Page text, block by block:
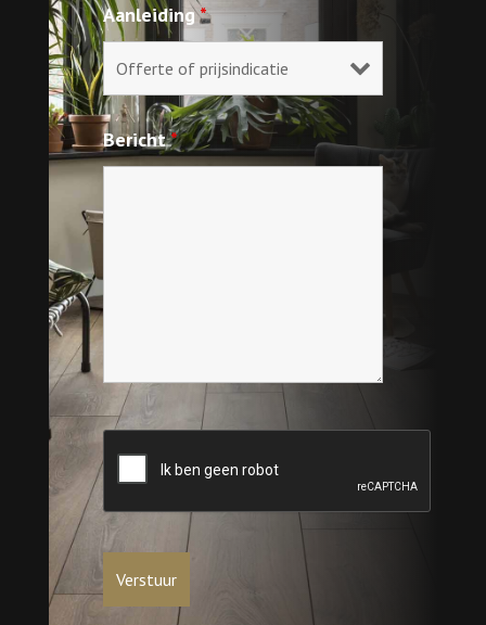
Aanleiding*
Bericht*